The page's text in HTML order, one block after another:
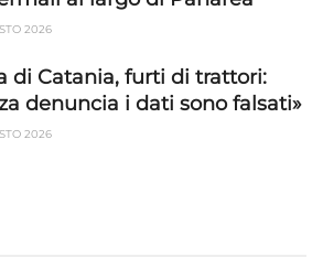
in base alle informazioni
precisi,
in base a informazioni
errori, Erogare
e contenuto,
2026
di Catania, furti di trattori:
denuncia i dati sono falsati»
2026